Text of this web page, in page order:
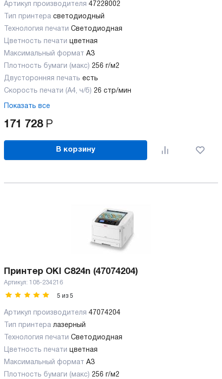
Артикул производителя 47228002
Тип принтера светодиодный
Технология печати Светодиодная
Цветность печати цветная
Максимальный формат А3
Плотность бумаги (макс) 256 г/м2
Двусторонняя печать есть
Скорость печати (А4, ч/б) 26 стр/мин
Показать все
171 728 Р
В корзину
Принтер OKI C824n (47074204)
Артикул: 108-234216
5 из 5
Артикул производителя 47074204
Тип принтера лазерный
Технология печати Светодиодная
Цветность печати цветная
Максимальный формат А3
Плотность бумаги (макс) 256 г/м2